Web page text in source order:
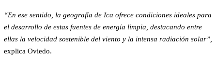
“En ese sentido, la geografía de Ica ofrece condiciones ideales para
el desarrollo de estas fuentes de energía limpia, destacando entre
ellas la velocidad sostenible del viento y la intensa radiación solar”,
explica Oviedo.